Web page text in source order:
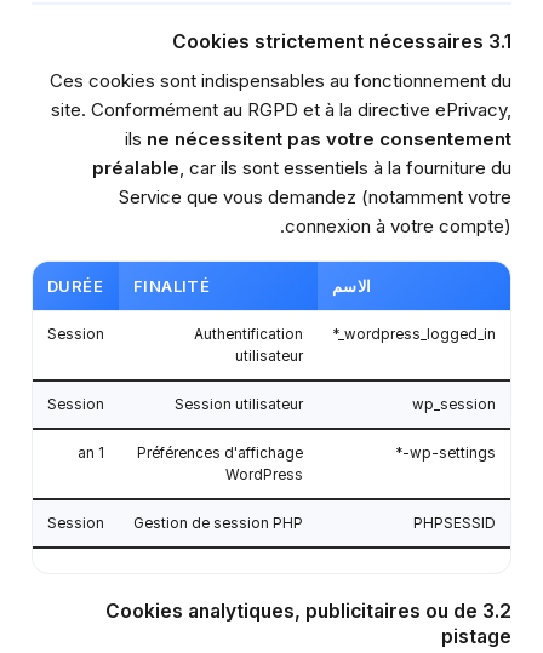
3.1 Cookies strictement nécessaires
Ces cookies sont indispensables au fonctionnement du
site. Conformément au RGPD et à la directive ePrivacy,
ils ne nécessitent pas votre consentement
préalable , car ils sont essentiels à la fourniture du
Service que vous demandez (notamment votre
connexion à votre compte).
الاسم FINALITÉ
DURÉE
wordpress_logged_in_*
Authentification
utilisateur
Session
wp_session
Session utilisateur
Session
wp-settings-*
Préférences d'affichage
WordPress
1 an
PHPSESSID
Gestion de session PHP
Session
3.2 Cookies analytiques, publicitaires ou de
pistage